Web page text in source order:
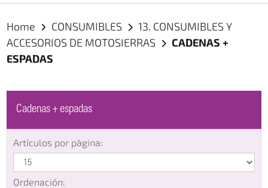
Home CONSUMIBLES
13. CONSUMIBLES Y
ACCESORIOS DE MOTOSIERRAS
CADENAS +
ESPADAS
Cadenas + espadas
Artículos por pàgina:
Ordenación: